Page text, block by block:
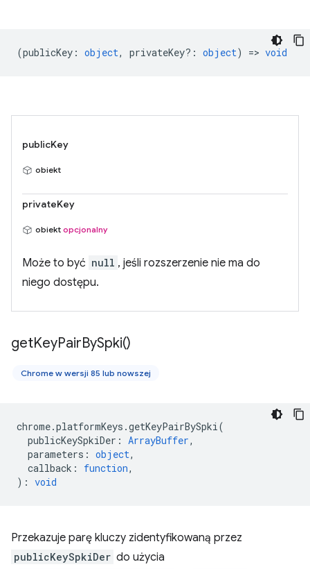
(publicKey : object, privateKey? : object) => void
publicKey
obiekt
privateKey
obiekt opcjonalny
Może to być null , jeśli rozszerzenie nie ma do
niego dostępu.
getKeyPairBySpki()
Chrome w wersji 85 lub nowszej
chrome.platformKeys .getKeyPairBySpki(
publicKeySpkiDer : ArrayBuffer,
parameters : object,
callback : function,
) : void
Przekazuje parę kluczy zidentyfikowaną przez
publicKeySpkiDer do użycia